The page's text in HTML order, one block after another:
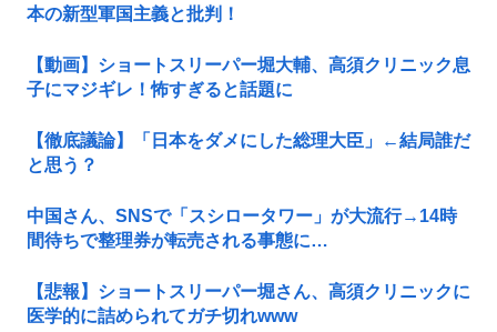
本の新型軍国主義と批判！
【動画】ショートスリーパー堀大輔、高須クリニック息
子にマジギレ！怖すぎると話題に
【徹底議論】「日本をダメにした総理大臣」←結局誰だ
と思う？
中国さん、SNSで「スシロータワー」が大流行→14時
間待ちで整理券が転売される事態に…
【悲報】ショートスリーパー堀さん、高須クリニックに
医学的に詰められてガチ切れwww